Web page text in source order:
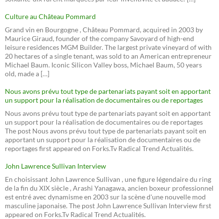
Culture au Château Pommard
Grand vin en Bourgogne , Château Pommard, acquired in 2003 by
Maurice Giraud, founder of the company Savoyard of high-end
leisure residences MGM Builder. The largest private vineyard of with
20 hectares of a single tenant, was sold to an American entrepreneur
Michael Baum. Iconic Silicon Valley boss, Michael Baum, 50 years
old, made a […]
Nous avons prévu tout type de partenariats payant soit en apportant
un support pour la réalisation de documentaires ou de reportages
Nous avons prévu tout type de partenariats payant soit en apportant
un support pour la réalisation de documentaires ou de reportages
The post Nous avons prévu tout type de partenariats payant soit en
apportant un support pour la réalisation de documentaires ou de
reportages first appeared on Forks.Tv Radical Trend Actualités.
John Lawrence Sullivan Interview
En choisissant John Lawrence Sullivan , une figure légendaire du ring
de la fin du XIX siècle , Arashi Yanagawa, ancien boxeur professionnel
est entré avec dynamisme en 2003 sur la scène d'une nouvelle mod
masculine japonaise. The post John Lawrence Sullivan Interview first
appeared on Forks.Tv Radical Trend Actualités.